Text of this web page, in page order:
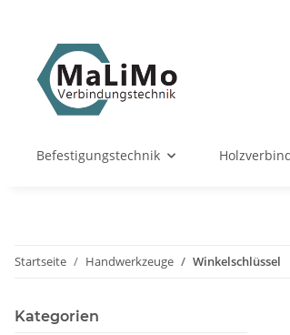
Befestigungstechnik
Startseite Handwerkzeuge Winkelschlüssel
Kategorien